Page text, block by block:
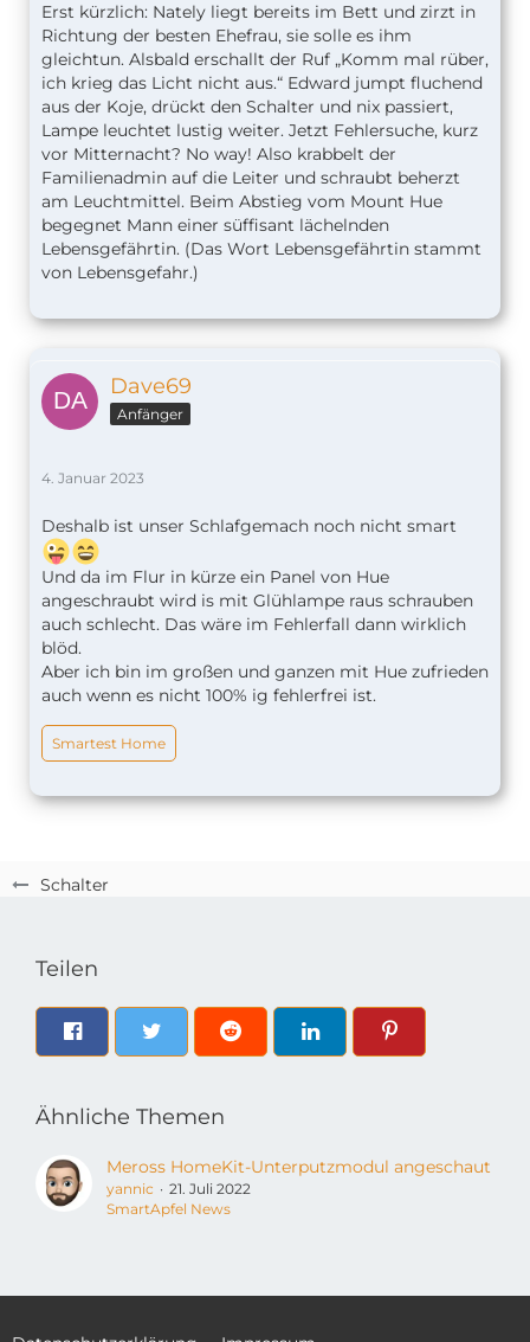
Schalter
Erst kürzlich: Nately liegt bereits im Bett und zirzt in
Richtung der besten Ehefrau, sie solle es ihm
gleichtun. Alsbald erschallt der Ruf „Komm mal rüber,
ich krieg das Licht nicht aus.“ Edward jumpt fluchend
aus der Koje, drückt den Schalter und nix passiert,
Lampe leuchtet lustig weiter. Jetzt Fehlersuche, kurz
vor Mitternacht? No way! Also krabbelt der
Familienadmin auf die Leiter und schraubt beherzt
am Leuchtmittel. Beim Abstieg vom Mount Hue
begegnet Mann einer süffisant lächelnden
Lebensgefährtin. (Das Wort Lebensgefährtin stammt
von Lebensgefahr.)
Dave69
Anfänger
4. Januar 2023
Deshalb ist unser Schlafgemach noch nicht smart
Und da im Flur in kürze ein Panel von Hue
angeschraubt wird is mit Glühlampe raus schrauben
auch schlecht. Das wäre im Fehlerfall dann wirklich
blöd.
Aber ich bin im großen und ganzen mit Hue zufrieden
auch wenn es nicht 100% ig fehlerfrei ist.
Smartest Home
Teilen
Ähnliche Themen
Meross HomeKit-Unterputzmodul angeschaut
yannic
21. Juli 2022
SmartApfel News